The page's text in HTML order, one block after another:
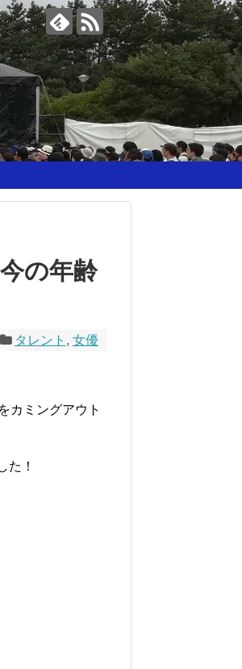
の年齢
タレント , 女優
カミングアウト
た！